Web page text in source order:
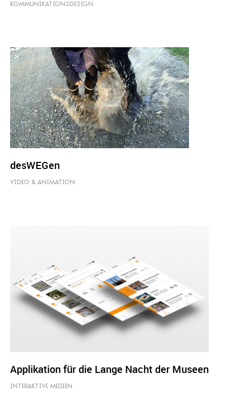
KOMMUNIKATIONSDESIGN
desWEGen
VIDEO & ANIMATION
Applikation für die Lange Nacht der Museen
INTERAKTIVE MEDIEN